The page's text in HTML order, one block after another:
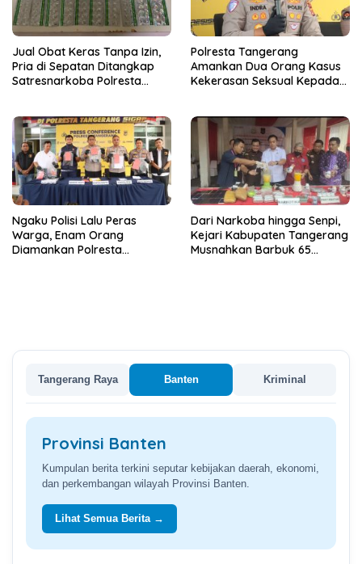
Jual Obat Keras Tanpa Izin,
Pria di Sepatan Ditangkap
Satresnarkoba Polresta
Polresta Tangerang
Amankan Dua Orang Kasus
Kekerasan Seksual Kepada
Ngaku Polisi Lalu Peras
Warga, Enam Orang
Diamankan Polresta
Dari Narkoba hingga Senpi,
Kejari Kabupaten Tangerang
Musnahkan Barbuk 65
Tangerang Raya Banten Kriminal
Provinsi Banten
Kumpulan berita terkini seputar kebijakan daerah, ekonomi,
dan perkembangan wilayah Provinsi Banten.
Lihat Semua Berita →